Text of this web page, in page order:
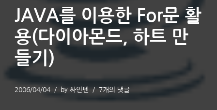
JAVA를 이용한 For문 활
용(다이아몬드, 하트 만
들기)
2006/04/04 by 싸인펜 7개의 댓글